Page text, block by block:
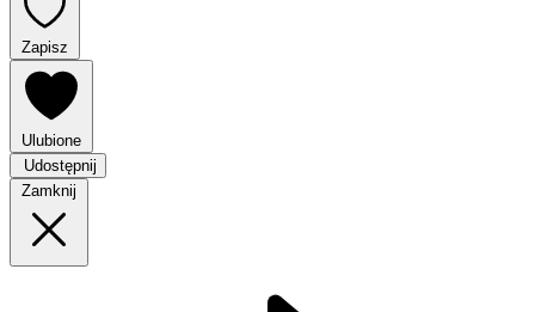
Zapisz
Ulubione
Udostępnij
Zamknij